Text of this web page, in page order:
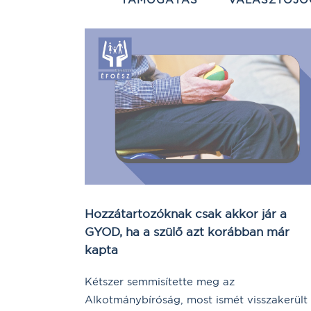
Hozzátartozóknak csak akkor jár a
GYOD, ha a szülő azt korábban már
kapta
Kétszer semmisítette meg az
Alkotmánybíróság, most ismét visszakerült